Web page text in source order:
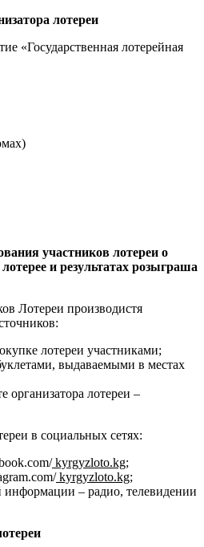
лотереи
«Государственная лотерейная
участников лотереи о
и результатах розыграша
Лотереи производистя
лотереи участниками;
выдаваемыми в местах
организатора лотереи –
в социальных сетях:
kyrgyzloto.kg;
kyrgyzloto.kg;
информации – радио, телевидении